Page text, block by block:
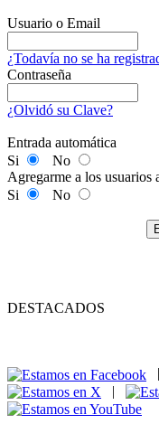
Usuario o Email
¿Todavía no se ha
Contraseña
¿Olvidó su Clave?
Entrada automática
Si
No
Agregarme a los usuarios
Si
No
DESTACADOS
|